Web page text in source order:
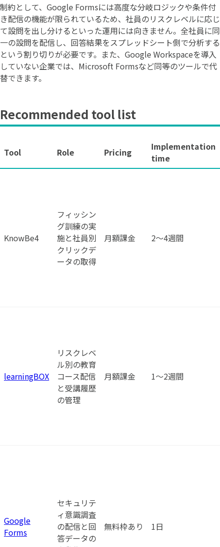
制約として、Google Formsには高度な分岐ロジックや条件付
き配信の機能が限られているため、社員のリスクレベルに応じ
て設問を出し分けるといった運用には向きません。全社員に同
一の設問を配信し、回答結果をスプレッドシート側で分析する
という割り切りが必要です。また、Google Workspaceを導入
していない企業では、Microsoft Formsなど同等のツールで代
替できます。
Recommended tool list
Tool Role Pricing
Implementation
time
KnowBe4
フィッシン
グ訓練の実
施と社員別
クリックデ
ータの取得
月額課金 2〜4週間
learningBOX
リスクレベ
ル別の教育
コース配信
と受講履歴
の管理
月額課金 1〜2週間
Google
Forms
セキュリテ
ィ意識調査
の配信と回
答データの
無料枠あり 1日